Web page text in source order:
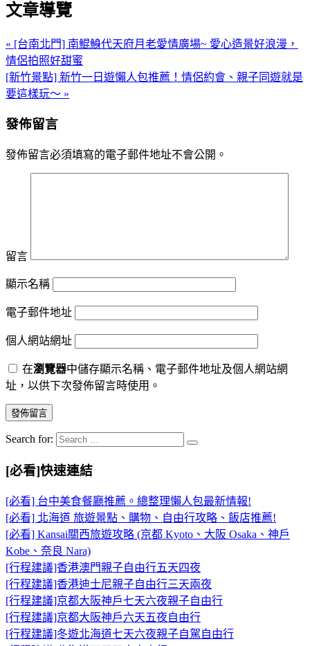
文章導覽
« [台南北門] 南鯤鯓代天府月老愛情廣場~ 愛心造景好浪漫，
情侶拍照好甜蜜
[新竹景點] 新竹一日遊懶人包推薦！情侶約會、親子同遊就是
要這樣玩～ »
發佈留言
發佈留言必須填寫的電子郵件地址不會公開。
留言
顯示名稱
電子郵件地址
個人網站網址
在瀏覽器中儲存顯示名稱、電子郵件地址及個人網站網
址，以供下次發佈留言時使用。
Search for:
[必看]快速連結
[必看] 台中美食餐廳推薦。總整理懶人包最新情報!
[必看] 北海道 旅遊景點、購物、自由行攻略、飯店推薦!
[必看] Kansai關西旅遊攻略 (京都 Kyoto、大阪 Osaka、神戶
Kobe、奈良 Nara)
[行程建議]香港澳門親子自由行五天四夜
[行程建議]香港迪士尼親子自由行三天兩夜
[行程建議]京都大阪神戶七天六夜親子自由行
[行程建議]京都大阪神戶六天五夜自由行
[行程建議]冬遊北海道七天六夜親子自駕自由行